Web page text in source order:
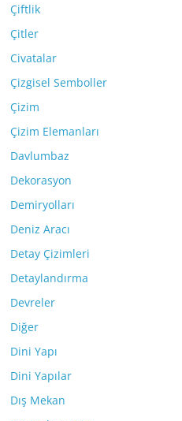
Çiftlik
Çitler
Civatalar
Çizgisel Semboller
Çizim
Çizim Elemanları
Davlumbaz
Dekorasyon
Demiryolları
Deniz Aracı
Detay Çizimleri
Detaylandırma
Devreler
Diğer
Dini Yapı
Dini Yapılar
Dış Mekan